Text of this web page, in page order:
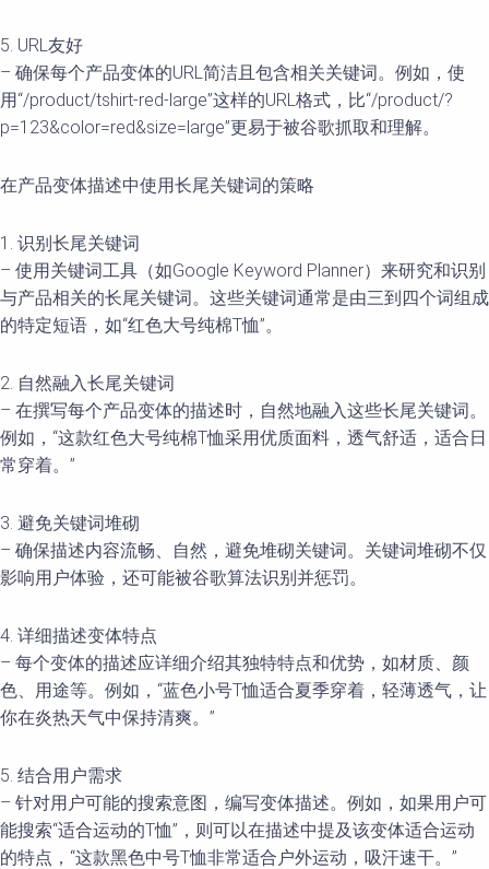
5. URL友好
– 确保每个产品变体的URL简洁且包含相关关键词。例如，使
用“/product/tshirt-red-large”这样的URL格式，比“/product/?
p=123&color=red&size=large”更易于被谷歌抓取和理解。
在产品变体描述中使用长尾关键词的策略
1. 识别长尾关键词
– 使用关键词工具（如Google Keyword Planner）来研究和识别
与产品相关的长尾关键词。这些关键词通常是由三到四个词组成
的特定短语，如“红色大号纯棉T恤”。
2. 自然融入长尾关键词
– 在撰写每个产品变体的描述时，自然地融入这些长尾关键词。
例如，“这款红色大号纯棉T恤采用优质面料，透气舒适，适合日
常穿着。”
3. 避免关键词堆砌
– 确保描述内容流畅、自然，避免堆砌关键词。关键词堆砌不仅
影响用户体验，还可能被谷歌算法识别并惩罚。
4. 详细描述变体特点
– 每个变体的描述应详细介绍其独特特点和优势，如材质、颜
色、用途等。例如，“蓝色小号T恤适合夏季穿着，轻薄透气，让
你在炎热天气中保持清爽。”
5. 结合用户需求
– 针对用户可能的搜索意图，编写变体描述。例如，如果用户可
能搜索“适合运动的T恤”，则可以在描述中提及该变体适合运动
的特点，“这款黑色中号T恤非常适合户外运动，吸汗速干。”